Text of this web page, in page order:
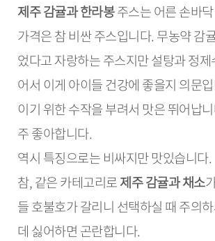
제주 감귤과 한라봉주스는 어른 손바
가격은 참 비싼 주스입니다. 무농약 감
었다고 자랑하는 주스지만 설탕과 정
어서 이게 아이들 건강에 좋을지 의문
이기 위한 수작을 부려서 맛은 뛰어납
주 좋아합니다.
역시 특징으로는 비싸지만 맛있습니다.
참, 같은 카테고리로제주 감귤과 채소
들 호불호가 갈리니 선택하실 때 주의
데 싫어하면 곤란합니다.